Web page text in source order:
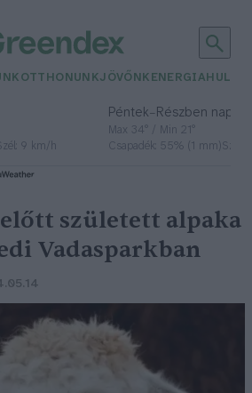
OTTHONUNKJÖVŐNK ENERGIA
9 km/h
Péntek– Részben
Max 34° / Min 21°
Csapadék: 55% (1 mm)Szél:
született alpaka
Vadasparkban